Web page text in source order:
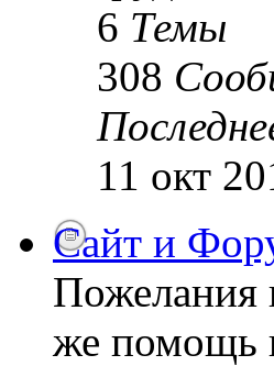
6 Темы
308
11 окт
Сайт и
Пожелания
же помощь